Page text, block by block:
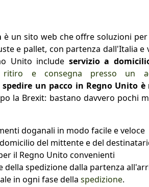
è un sito web che offre soluzioni
e pallet, con partenza dall'Italia e
Unito include servizio a
ritiro e consegna presso un
spedire un pacco in Regno Unito
la Brexit: bastano davvero pochi
doganali in modo facile e veloce
del mittente e del
il Regno Unito convenienti
spedizione dalla partenza
in ogni fase della spedizione.